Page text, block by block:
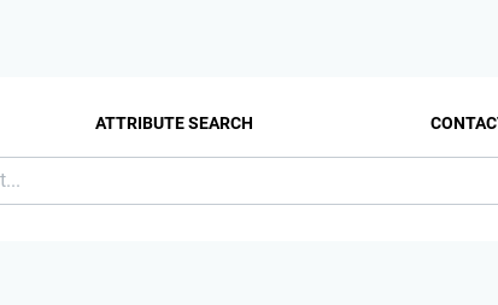
ATTRIBUTE SEARCH